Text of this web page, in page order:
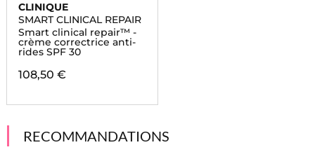
CLINIQUE
SMART CLINICAL REPAIR
Smart clinical repair™ -
crème correctrice anti-
rides SPF 30
108,50 €
RECOMMANDATIONS